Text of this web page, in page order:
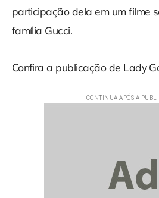
participação dela em um filme
família Gucci.
Confira a publicação de Lady